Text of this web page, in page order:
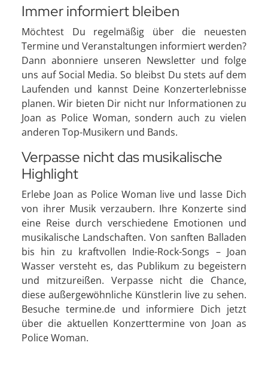
Immer informiert bleiben
Möchtest Du regelmäßig über die neuesten
Termine und Veranstaltungen informiert werden?
Dann abonniere unseren Newsletter und folge
uns auf Social Media. So bleibst Du stets auf dem
Laufenden und kannst Deine Konzerterlebnisse
planen. Wir bieten Dir nicht nur Informationen zu
Joan as Police Woman, sondern auch zu vielen
anderen Top-Musikern und Bands.
Verpasse nicht das musikalische
Highlight
Erlebe Joan as Police Woman live und lasse Dich
von ihrer Musik verzaubern. Ihre Konzerte sind
eine Reise durch verschiedene Emotionen und
musikalische Landschaften. Von sanften Balladen
bis hin zu kraftvollen Indie-Rock-Songs – Joan
Wasser versteht es, das Publikum zu begeistern
und mitzureißen. Verpasse nicht die Chance,
diese außergewöhnliche Künstlerin live zu sehen.
Besuche termine.de und informiere Dich jetzt
über die aktuellen Konzerttermine von Joan as
Police Woman.